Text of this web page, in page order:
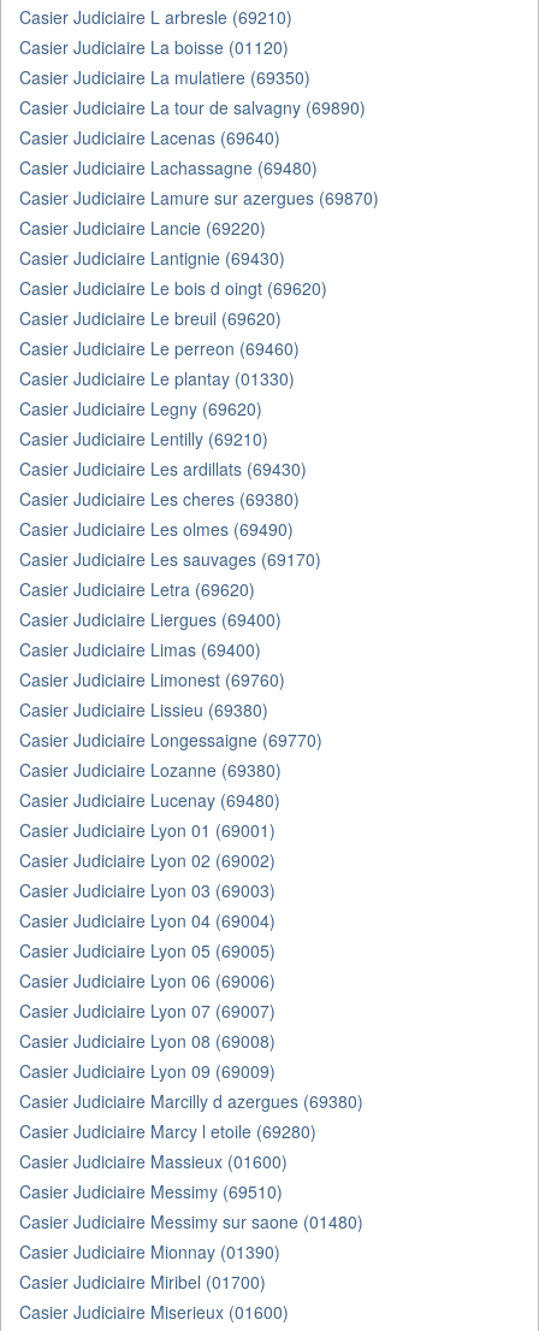
Casier Judiciaire L arbresle (69210)
Casier Judiciaire La boisse (01120)
Casier Judiciaire La mulatiere (69350)
Casier Judiciaire La tour de salvagny (69890)
Casier Judiciaire Lacenas (69640)
Casier Judiciaire Lachassagne (69480)
Casier Judiciaire Lamure sur azergues (69870)
Casier Judiciaire Lancie (69220)
Casier Judiciaire Lantignie (69430)
Casier Judiciaire Le bois d oingt (69620)
Casier Judiciaire Le breuil (69620)
Casier Judiciaire Le perreon (69460)
Casier Judiciaire Le plantay (01330)
Casier Judiciaire Legny (69620)
Casier Judiciaire Lentilly (69210)
Casier Judiciaire Les ardillats (69430)
Casier Judiciaire Les cheres (69380)
Casier Judiciaire Les olmes (69490)
Casier Judiciaire Les sauvages (69170)
Casier Judiciaire Letra (69620)
Casier Judiciaire Liergues (69400)
Casier Judiciaire Limas (69400)
Casier Judiciaire Limonest (69760)
Casier Judiciaire Lissieu (69380)
Casier Judiciaire Longessaigne (69770)
Casier Judiciaire Lozanne (69380)
Casier Judiciaire Lucenay (69480)
Casier Judiciaire Lyon 01 (69001)
Casier Judiciaire Lyon 02 (69002)
Casier Judiciaire Lyon 03 (69003)
Casier Judiciaire Lyon 04 (69004)
Casier Judiciaire Lyon 05 (69005)
Casier Judiciaire Lyon 06 (69006)
Casier Judiciaire Lyon 07 (69007)
Casier Judiciaire Lyon 08 (69008)
Casier Judiciaire Lyon 09 (69009)
Casier Judiciaire Marcilly d azergues (69380)
Casier Judiciaire Marcy l etoile (69280)
Casier Judiciaire Massieux (01600)
Casier Judiciaire Messimy (69510)
Casier Judiciaire Messimy sur saone (01480)
Casier Judiciaire Mionnay (01390)
Casier Judiciaire Miribel (01700)
Casier Judiciaire Miserieux (01600)